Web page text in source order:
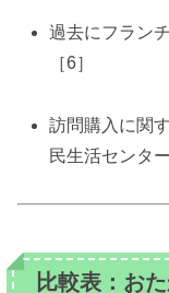
過去にフラン
［6］
訪問購入に関
民生活センタ
比較表：お